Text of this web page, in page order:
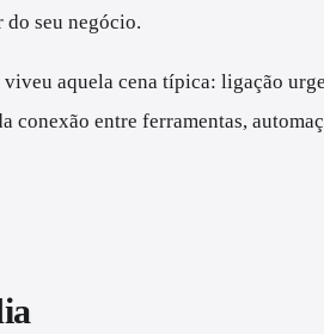
do seu negócio.
aquela cena típica: ligação
entre ferramentas,